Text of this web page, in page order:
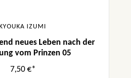
IZUMI
neues Leben nach der
vom Prinzen 05
7,50 €*